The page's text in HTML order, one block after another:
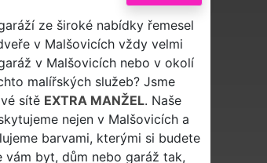
ze široké nabídky řemesel
v Malšovicích vždy velmi
v Malšovicích nebo v okolí
malířských služeb? Jsme
sítě EXTRA MANŽEL. Naše
nejen v Malšovicích a
barvami, kterými si budete
vám byt, dům nebo garáž tak,